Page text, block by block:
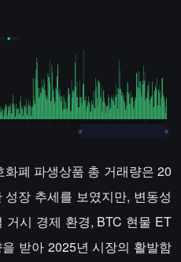
폐 파생상품 총 거래량은 20
장 추세를 보였지만, 변동성
거시 경제 환경, BTC 현물 ET
받아 2025년 시장의 활발함